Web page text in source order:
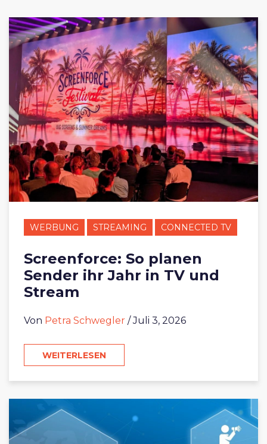
WERBUNG STREAMING CONNECTED TV
Screenforce: So planen
Sender ihr Jahr in TV und
Stream
Von Petra Schwegler / Juli 3, 2026
WEITERLESEN